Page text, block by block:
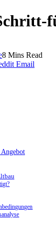
8 Mins Read
Email